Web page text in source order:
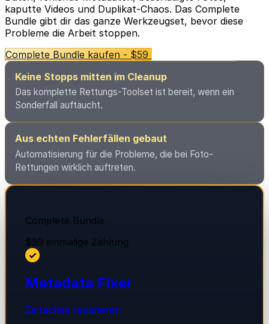
kaputte Videos und Duplikat-Chaos. Das Complete
Bundle gibt dir das ganze Werkzeugset, bevor diese
Probleme die Arbeit stoppen.
Complete Bundle kaufen - $59
Keine Stopps mitten im Cleanup
Das komplette Rettungs-Toolset ist bereit, wenn ein
Sonderfall auftaucht.
Aus echten Fehlerfällen gebaut
Automatisierung für die Probleme, die bei Foto-
Rettungen wirklich auftreten.
Complete Bundle
$59 einmalige Zahlung
✓
Metadata Fixer
Zeitachse reparieren